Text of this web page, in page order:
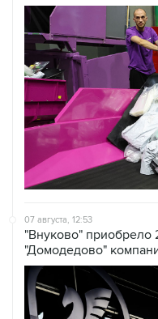
07 августа, 12:53
"Внуково" приобрело
"Домодедово"